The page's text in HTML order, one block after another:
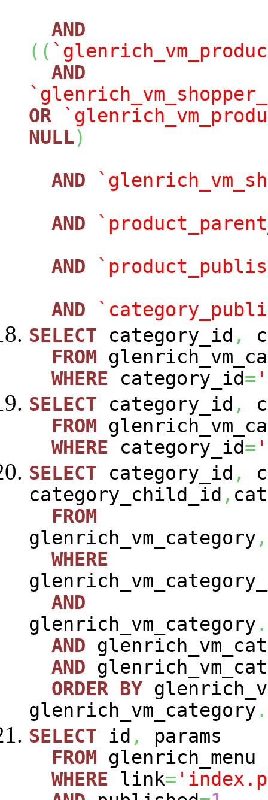
AND
( (
AND
OR
NULL)
AND
AND
AND
AND
SELECT category_id ,
FROM
WHERE category_id=
SELECT category_id ,
FROM
WHERE category_id=
SELECT category_id ,
category_child_id ,
FROM
glenrich_vm_category ,
WHERE
AND
glenrich_vm_category .
AND
AND
ORDER BY
glenrich_vm_category .
SELECT id ,
params
FROM glenrich_menu
WHERE link=